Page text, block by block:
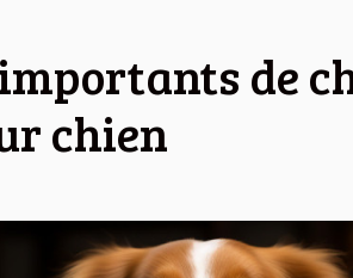
de
chien